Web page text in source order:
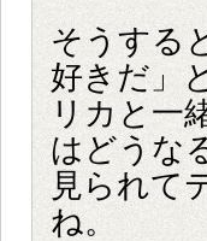
そうする
好きだ」
リカと一
はどうな
見られて
ね。